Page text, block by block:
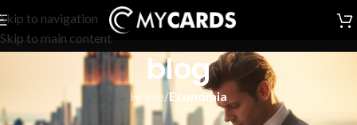
Skip to navigation
Skip to main content
blog
Home/Economia
ECONOMIA